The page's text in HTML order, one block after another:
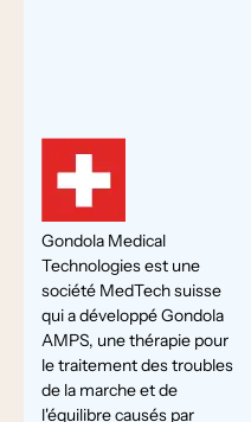
Gondola Medical
Technologies est une
société MedTech suisse
qui a développé Gondola
AMPS, une thérapie pour
le traitement des troubles
de la marche et de
l'équilibre causés par